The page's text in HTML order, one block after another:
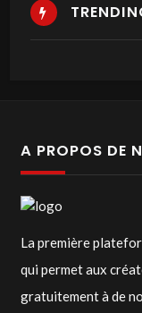
A PROPOS DE
La première
qui permet aux
gratuitement à de